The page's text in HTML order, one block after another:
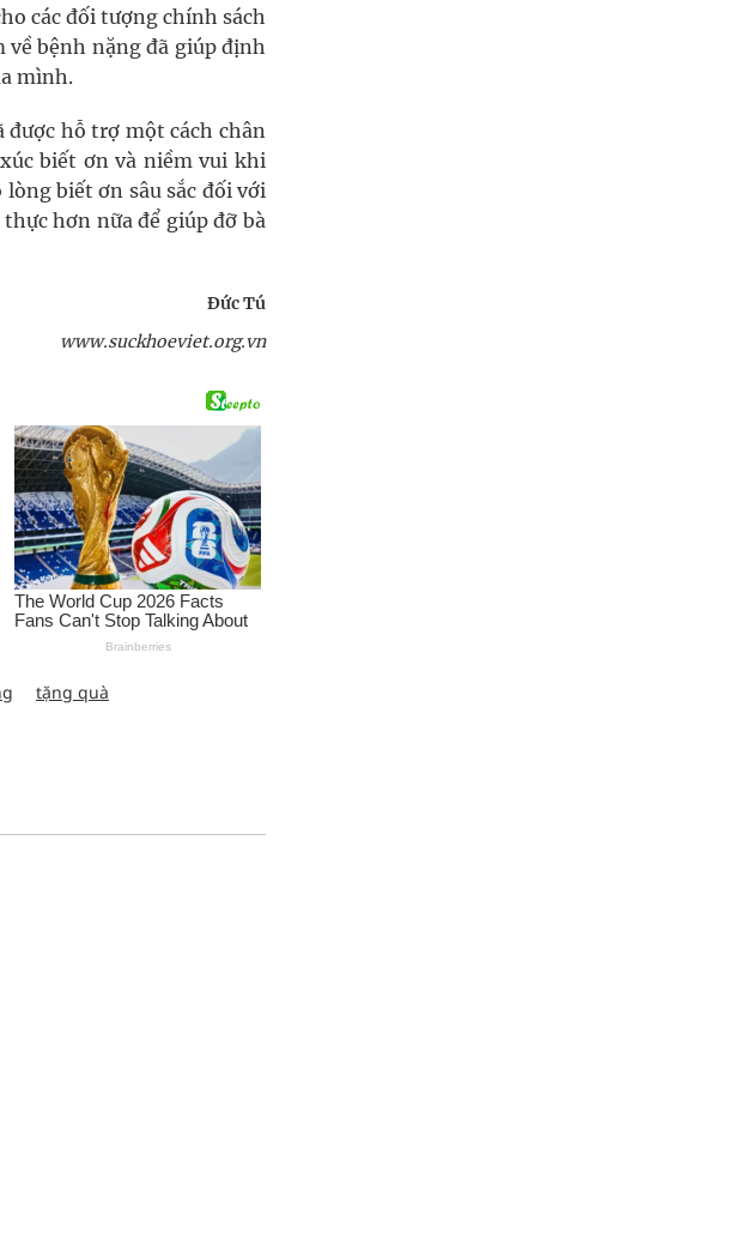
các đối tượng chính sách
về bệnh nặng đã giúp định
mình.
được hỗ trợ một cách chân
biết ơn và niềm vui khi
biết ơn sâu sắc đối với
hơn nữa để giúp đỡ bà
Đức Tú
www.suckhoeviet.org.vn
tặng quà